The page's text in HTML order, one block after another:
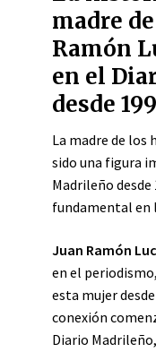
madre
Ramón
en el
desde
La madre de los
sido una figura
Madrileño desde
fundamental en
Juan Ramón
en el
esta mujer desde
conexión
Diario